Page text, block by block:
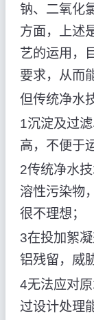
钠、二氧化
方面，上述
艺的运用，
要求，从而
但传统净水
1沉淀及过
高，不便于
2传统净水
溶性污染物
很不理想；
3在投加絮
铝残留，威
4无法应对
过设计处理